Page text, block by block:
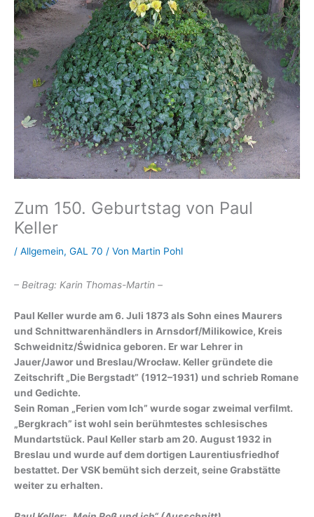
Zum 150. Geburtstag von Paul
Keller
/ Allgemein, GAL 70 / Von Martin Pohl
– Beitrag: Karin Thomas-Martin –
Paul Keller wurde am 6. Juli 1873 als Sohn eines Maurers
und Schnittwarenhändlers in Arnsdorf/Milikowice, Kreis
Schweidnitz/Świdnica geboren. Er war Lehrer in
Jauer/Jawor und Breslau/Wrocław. Keller gründete die
Zeitschrift „Die Bergstadt” (1912–1931) und schrieb Romane
und Gedichte.
Sein Roman „Ferien vom Ich” wurde sogar zweimal verfilmt.
„Bergkrach” ist wohl sein berühmtestes schlesisches
Mundartstück. Paul Keller starb am 20. August 1932 in
Breslau und wurde auf dem dortigen Laurentiusfriedhof
bestattet. Der VSK bemüht sich derzeit, seine Grabstätte
weiter zu erhalten.